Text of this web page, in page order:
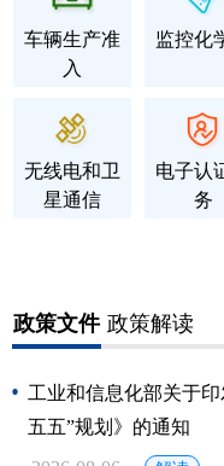
车辆生产准
入
监控化
无线电和卫
星通信
电子认
务
政策文件 政策解读
工业和信息化部关于
五五”规划》的通知